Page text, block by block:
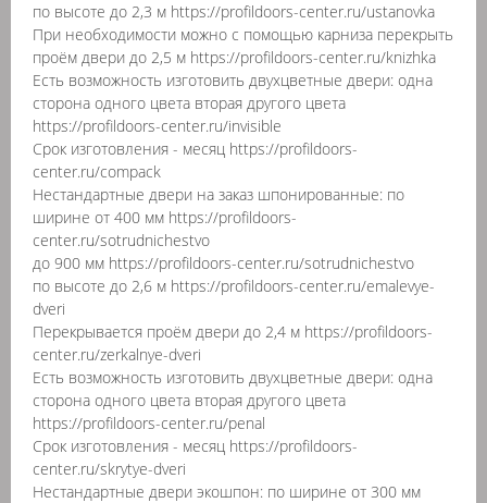
по высоте до 2,3 м https://profildoors-center.ru/ustanovka
При необходимости можно с помощью карниза перекрыть
проём двери до 2,5 м https://profildoors-center.ru/knizhka
Есть возможность изготовить двухцветные двери: одна
сторона одного цвета вторая другого цвета
https://profildoors-center.ru/invisible
Срок изготовления - месяц https://profildoors-
center.ru/compack
Нестандартные двери на заказ шпонированные: по
ширине от 400 мм https://profildoors-
center.ru/sotrudnichestvo
до 900 мм https://profildoors-center.ru/sotrudnichestvo
по высоте до 2,6 м https://profildoors-center.ru/emalevye-
dveri
Перекрывается проём двери до 2,4 м https://profildoors-
center.ru/zerkalnye-dveri
Есть возможность изготовить двухцветные двери: одна
сторона одного цвета вторая другого цвета
https://profildoors-center.ru/penal
Срок изготовления - месяц https://profildoors-
center.ru/skrytye-dveri
Нестандартные двери экошпон: по ширине от 300 мм